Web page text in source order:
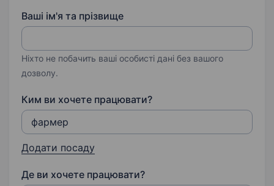
Ваші ім'я та прізвище
Ніхто не побачить ваші особисті дані без вашого
дозволу.
Ким ви хочете працювати?
Додати посаду
Де ви хочете працювати?